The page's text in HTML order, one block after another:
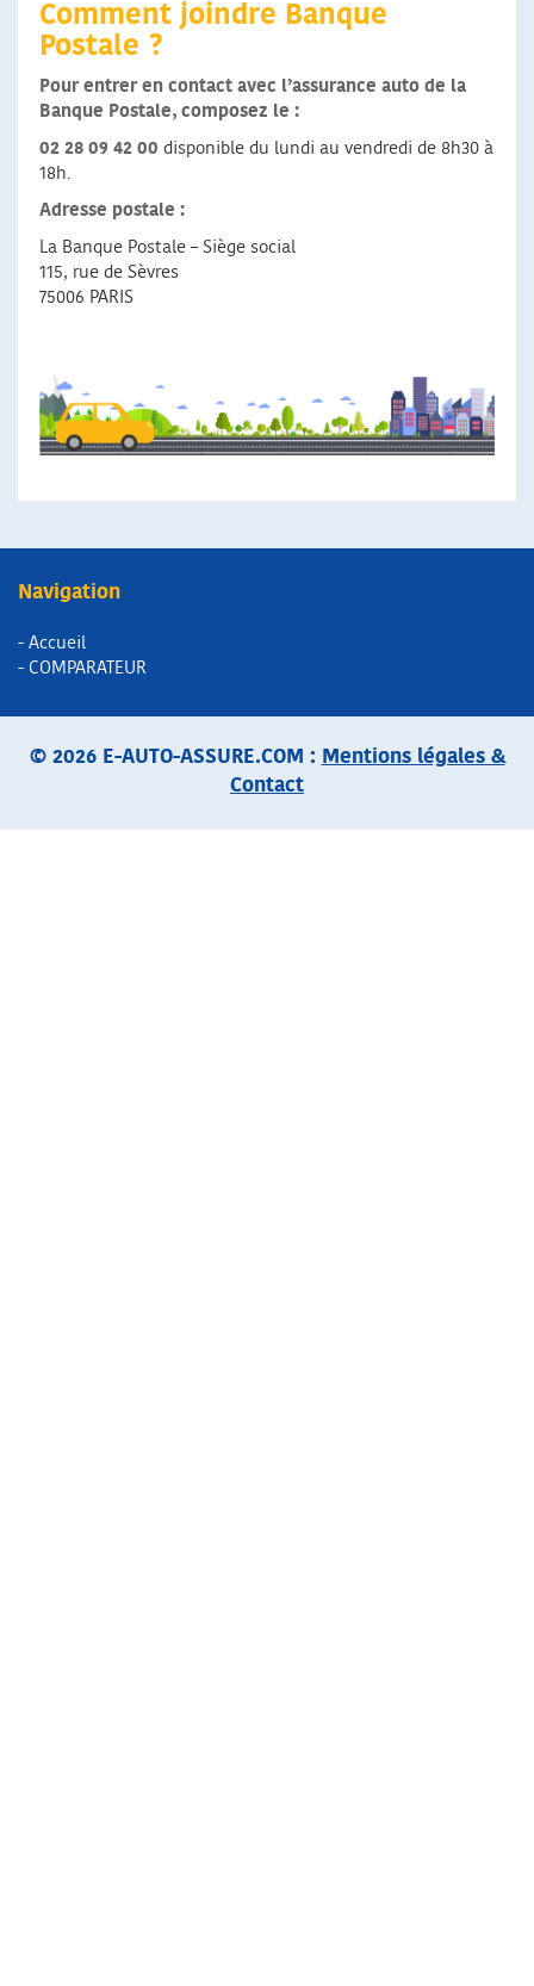
Comment joindre Banque
Postale ?
Pour entrer en contact avec l’assurance auto de la
Banque Postale, composez le :
02 28 09 42 00 disponible du lundi au vendredi de 8h30 à
18h.
Adresse postale :
La Banque Postale – Siège social
115, rue de Sèvres
75006 PARIS
Navigation
- Accueil
- COMPARATEUR
© 2026 E-AUTO-ASSURE.COM : Mentions légales &
Contact